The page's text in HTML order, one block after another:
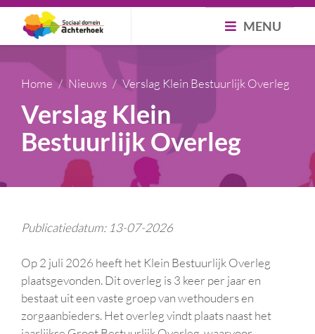
MENU
Home Nieuws Verslag Klein Bestuurlijk Overleg
Verslag Klein
Bestuurlijk Overleg
Publicatiedatum: 13-07-2026
Op 2 juli 2026 heeft het Klein Bestuurlijk Overleg
plaatsgevonden. Dit overleg is 3 keer per jaar en
bestaat uit een vaste groep van wethouders en
zorgaanbieders. Het overleg vindt plaats naast het